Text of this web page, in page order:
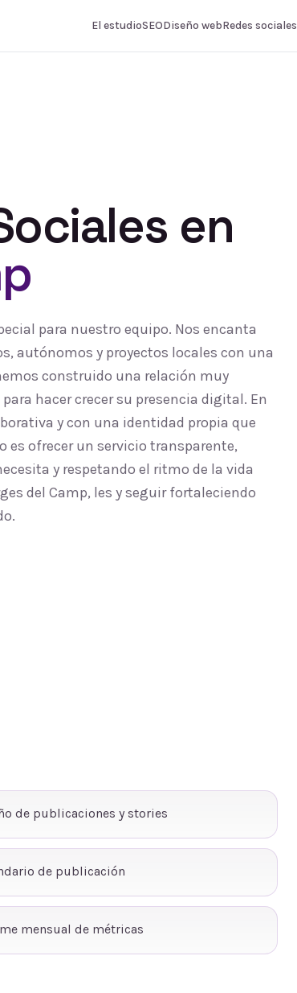
El estudioSEODiseño webRedes sociales
en
para nuestro equipo. Nos encanta
autónomos y proyectos locales con una
construido una relación muy
hacer crecer su presencia digital. En
y con una identidad propia que
es ofrecer un servicio transparente,
y respetando el ritmo de la vida
del Camp, les y seguir fortaleciendo
de publicaciones y stories
de publicación
mensual de métricas